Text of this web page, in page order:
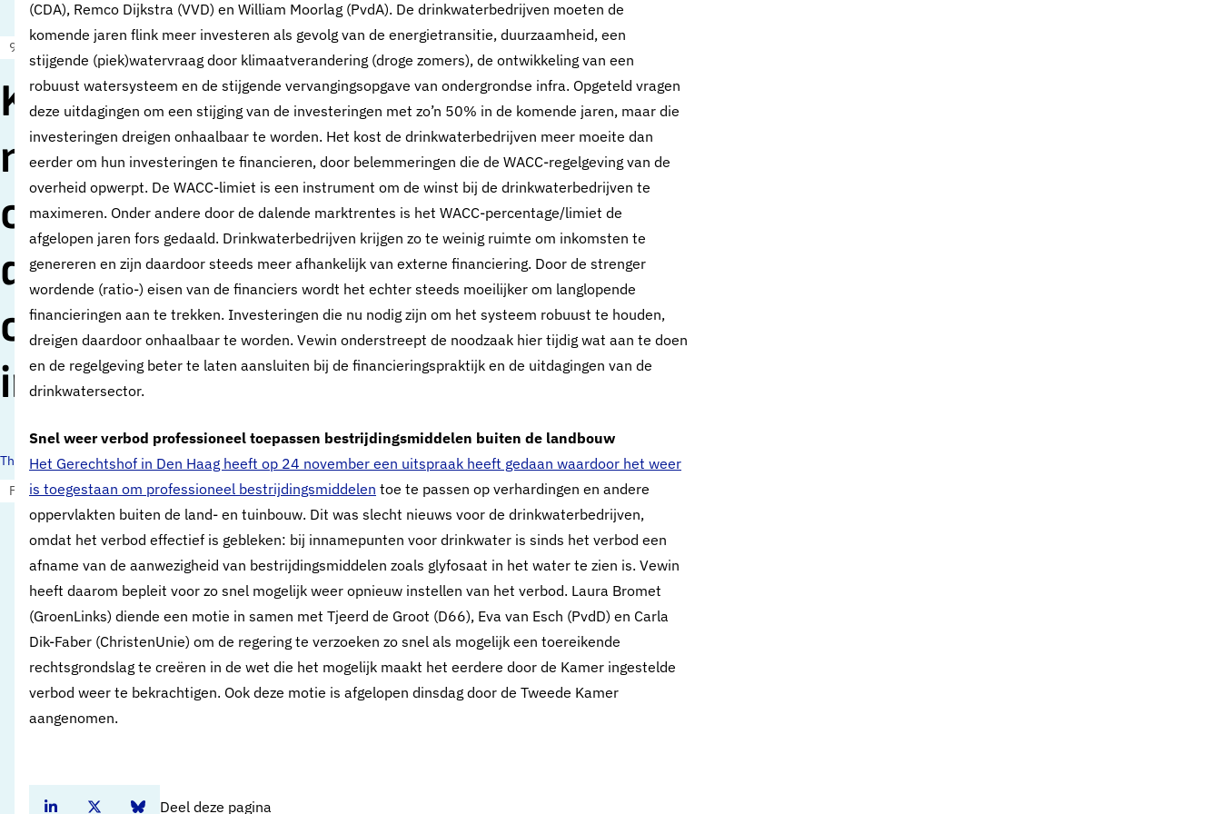
Kamer dringt per
motie aan op
overleg met
drinkwatersector
over voldoende
investeringsruimte
9 december 2020
Thema's:
Financiën, doelmatigheid en statistiek
(CDA), Remco Dijkstra (VVD) en William Moorlag (PvdA). De drinkwaterbedrijven moeten de
komende jaren flink meer investeren als gevolg van de energietransitie, duurzaamheid, een
stijgende (piek)watervraag door klimaatverandering (droge zomers), de ontwikkeling van een
robuust watersysteem en de stijgende vervangings­opgave van ondergrondse infra. Opgeteld vragen
deze uitdagingen om een stijging van de investeringen met zo’n 50% in de komende jaren, maar die
investeringen dreigen onhaalbaar te worden. Het kost de drinkwaterbedrijven meer moeite dan
eerder om hun investeringen te financieren, door belemmeringen die de WACC-regelgeving van de
overheid opwerpt. De WACC-limiet is een instrument om de winst bij de drinkwaterbedrijven te
maximeren. Onder andere door de dalende marktrentes is het WACC-percentage/limiet de
afgelopen jaren fors gedaald. Drinkwaterbedrijven krijgen zo te weinig ruimte om inkomsten te
genereren en zijn daardoor steeds meer afhankelijk van externe financiering. Door de strenger
wordende (ratio-) eisen van de financiers wordt het echter steeds moeilijker om langlopende
financieringen aan te trekken. Investeringen die nu nodig zijn om het systeem robuust te houden,
dreigen daardoor onhaalbaar te worden. Vewin onderstreept de noodzaak hier tijdig wat aan te doen
en de regelgeving beter te laten aansluiten bij de financieringspraktijk en de uitdagingen van de
drinkwatersector.
Snel weer verbod professioneel toepassen bestrijdingsmiddelen buiten de landbouw
Het Gerechtshof in Den Haag heeft op 24 november een uitspraak heeft gedaan waardoor het weer
is toegestaan om professioneel bestrijdingsmiddelen toe te passen op verhardingen en andere
oppervlakten buiten de land- en tuinbouw. Dit was slecht nieuws voor de drinkwaterbedrijven,
omdat het verbod effectief is gebleken: bij innamepunten voor drinkwater is sinds het verbod een
afname van de aanwezigheid van bestrijdingsmiddelen zoals glyfosaat in het water te zien is. Vewin
heeft daarom bepleit voor zo snel mogelijk weer opnieuw instellen van het verbod. Laura Bromet
(GroenLinks) diende een motie in samen met Tjeerd de Groot (D66), Eva van Esch (PvdD) en Carla
Dik-Faber (ChristenUnie) om de regering te verzoeken zo snel als mogelijk een toereikende
rechtsgrondslag te creëren in de wet die het mogelijk maakt het eerdere door de Kamer ingestelde
verbod weer te bekrachtigen. Ook deze motie is afgelopen dinsdag door de Tweede Kamer
aangenomen.
Deel deze pagina